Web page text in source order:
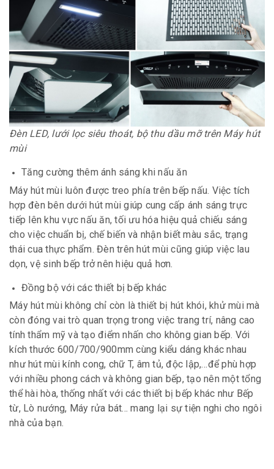
Đèn LED, lưới lọc siêu thoát, bộ thu dầu mỡ trên Máy hút
mùi
Tăng cường thêm ánh sáng khi nấu ăn
Máy hút mùi luôn được treo phía trên bếp nấu. Việc tích
hợp đèn bên dưới hút mùi giúp cung cấp ánh sáng trực
tiếp lên khu vực nấu ăn, tối ưu hóa hiệu quả chiếu sáng
cho việc chuẩn bị, chế biến và nhận biết màu sắc, trạng
thái cua thực phẩm. Đèn trên hút mùi cũng giúp việc lau
dọn, vệ sinh bếp trở nên hiệu quả hơn.
Đồng bộ với các thiết bị bếp khác
Máy hút mùi không chỉ còn là thiết bị hút khói, khử mùi mà
còn đóng vai trò quan trọng trong việc trang trí, nâng cao
tính thẩm mỹ và tạo điểm nhấn cho không gian bếp. Với
kích thước 600/700/900mm cùng kiểu dáng khác nhau
như hút mùi kính cong, chữ T, âm tủ, độc lập,…để phù hợp
với nhiều phong cách và không gian bếp, tạo nên một tổng
thể hài hòa, thống nhất với các thiết bị bếp khác như Bếp
từ, Lò nướng, Máy rửa bát... mang lại sự tiện nghi cho ngôi
nhà của bạn.